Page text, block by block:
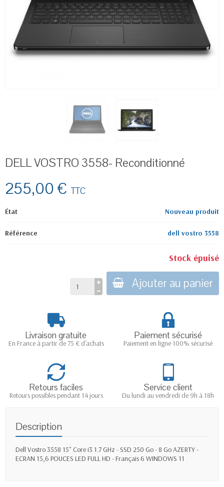
DELL VOSTRO 3558- Reconditionné
255,00 €TTC
État Nouveau produit
Référence dell vostro 3558
Stock épuisé
Ajouter au panier
Livraison gratuite
En France à partir de 75 € d'achats
Paiement sécurisé
Paiement en ligne 100% sécurisé
Retours faciles
Retours possibles pendant 14 jours
Service client
Du lundi au vendredi de 9h à 18h
Description
Dell Vostro 3558 15" Core i3 1.7 GHz - SSD 250 Go - 8 Go AZERTY -
ECRAN 15,6 POUCES LED FULL HD - Français 6 WINDOWS 11